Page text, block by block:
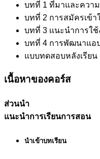
บทที่ 1 ที่มาและควา
บทที่ 2 การสมัครเข้า
บทที่ 3 เเนะนำการใ
บทที่ 4 การพัฒนาแอ
แบบทดสอบหลังเรียน
เนื้อหาของคอร์ส
ส่วนนำ
แนะนำการเรียนการสอน
นำเข้าบทเรียน